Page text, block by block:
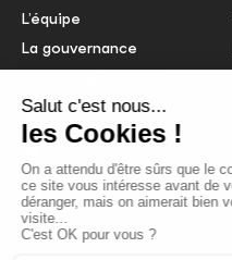
L’équipe
La gouvernance
Nous contacter
Extranet OPC
NOS PARTENAIRES